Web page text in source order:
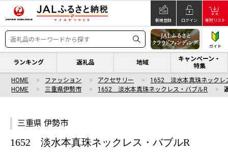
新規登録 ログイン 寄附リスト
ガイド
ランキング 返礼品 地域
キャンペーン・
特集
HOME ファッション アクセサリー
1652 淡水本真珠ネックレ
HOME
三重県伊勢市 1652 淡水本真珠ネックレス・バブルR
三重県 伊勢市
1652 淡水本真珠ネックレス・バブルR